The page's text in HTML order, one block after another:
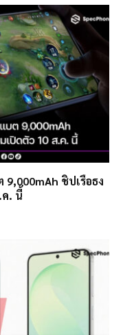
ชิปเรือธง
ค. นี้